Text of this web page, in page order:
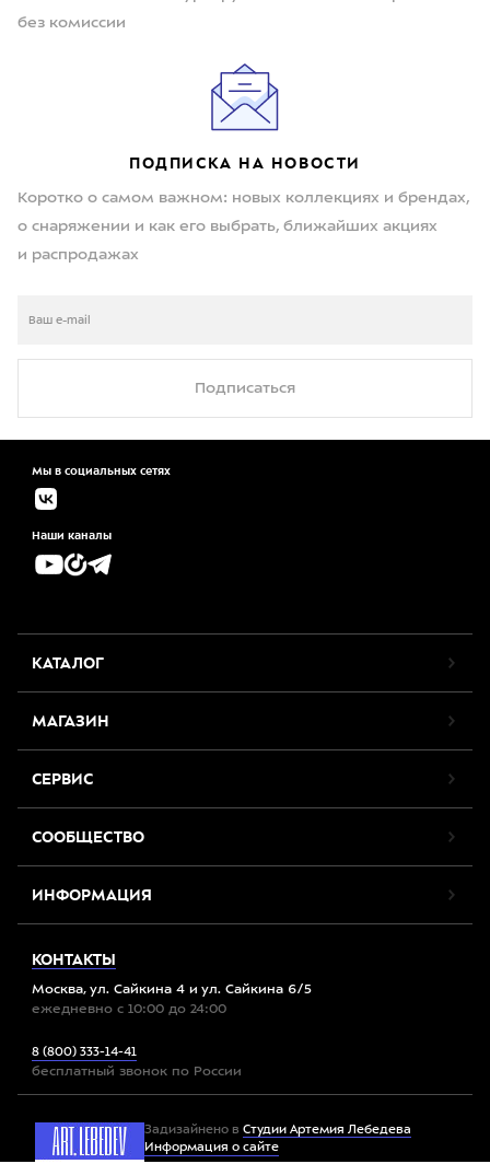
без комиссии
ПОДПИСКА НА НОВОСТИ
Коротко о самом важном: новых коллекциях и брендах,
о снаряжении и как его выбрать, ближайших акциях
и распродажах
Подписаться
Мы в социальных сетях
Наши каналы
КАТАЛОГ
МАГАЗИН
СЕРВИС
СООБЩЕСТВО
ИНФОРМАЦИЯ
КОНТАКТЫ
Москва, ул. Сайкина 4 и ул. Сайкина 6/5
ежедневно с 10:00 до 24:00
8 (800) 333-14-41
бесплатный звонок по России
Задизайнено в Студии Артемия Лебедева
Информация о сайте